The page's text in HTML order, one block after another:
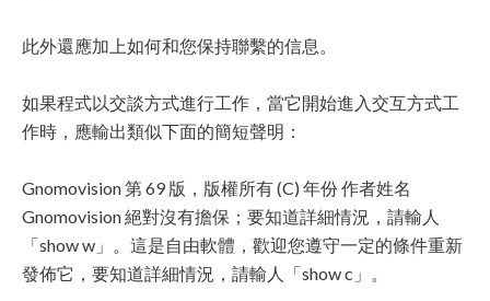
此外還應加上如何和您保持聯繫的信息。
如果程式以交談方式進行工作，當它開始進入交互方式工
作時，應輸出類似下面的簡短聲明：
Gnomovision 第 69 版，版權所有 (C) 年份 作者姓名
Gnomovision 絕對沒有擔保；要知道詳細情況，請輸人
「show w」。這是自由軟體，歡迎您遵守一定的條件重新
發佈它，要知道詳細情況，請輸人「show c」。